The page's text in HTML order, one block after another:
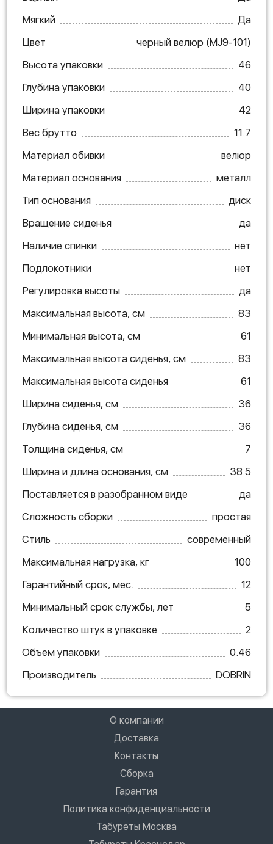
Мягкий
Да
Цвет
черный велюр (MJ9-101)
Высота упаковки
46
Глубина упаковки
40
Ширина упаковки
42
Вес брутто
11.7
Материал обивки
велюр
Материал основания
металл
Тип основания
диск
Вращение сиденья
да
Наличие спинки
нет
Подлокотники
нет
Регулировка высоты
да
Максимальная высота, см
83
Минимальная высота, см
61
Максимальная высота сиденья, см
83
Максимальная высота сиденья
61
Ширина сиденья, см
36
Глубина сиденья, см
36
Толщина сиденья, см
7
Ширина и длина основания, см
38.5
Поставляется в разобранном виде
да
Сложность сборки
простая
Стиль
современный
Максимальная нагрузка, кг
100
Гарантийный срок, мес.
12
Минимальный срок службы, лет
5
Количество штук в упаковке
2
Объем упаковки
0.46
Производитель
DOBRIN
О компании
Доставка
Контакты
Сборка
Гарантия
Политика конфиденциальности
Табуреты Москва